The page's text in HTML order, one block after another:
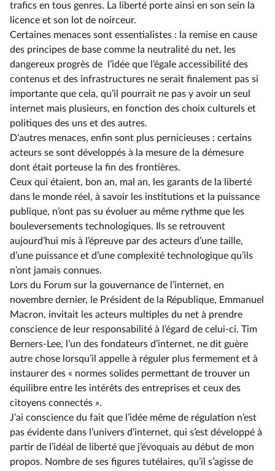
trafics en tous genres. La liberté porte ainsi en son sein la
licence et son lot de noirceur.
Certaines menaces sont essentialistes : la remise en cause
des principes de base comme la neutralité du net, les
dangereux progrès de l’idée que l’égale accessibilité des
contenus et des infrastructures ne serait finalement pas si
importante que cela, qu’il pourrait ne pas y avoir un seul
internet mais plusieurs, en fonction des choix culturels et
politiques des uns et des autres.
D’autres menaces, enfin sont plus pernicieuses : certains
acteurs se sont développés à la mesure de la démesure
dont était porteuse la fin des frontières.
Ceux qui étaient, bon an, mal an, les garants de la liberté
dans le monde réel, à savoir les institutions et la puissance
publique, n’ont pas su évoluer au même rythme que les
bouleversements technologiques. Ils se retrouvent
aujourd’hui mis à l’épreuve par des acteurs d’une taille,
d’une puissance et d’une complexité technologique qu’ils
n’ont jamais connues.
Lors du Forum sur la gouvernance de l’internet, en
novembre dernier, le Président de la République, Emmanuel
Macron, invitait les acteurs multiples du net à prendre
conscience de leur responsabilité à l’égard de celui-ci. Tim
Berners-Lee, l’un des fondateurs d’internet, ne dit guère
autre chose lorsqu’il appelle à réguler plus fermement et à
instaurer des « normes solides permettant de trouver un
équilibre entre les intérêts des entreprises et ceux des
citoyens connectés ».
J’ai conscience du fait que l’idée même de régulation n’est
pas évidente dans l’univers d’internet, qui s’est développé à
partir de l’idéal de liberté que j’évoquais au début de mon
propos. Nombre de ses figures tutélaires, qu’il s’agisse de